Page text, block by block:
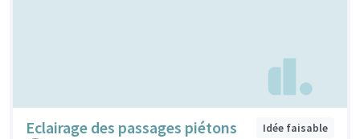
Eclairage des passages piétons
Idée faisable